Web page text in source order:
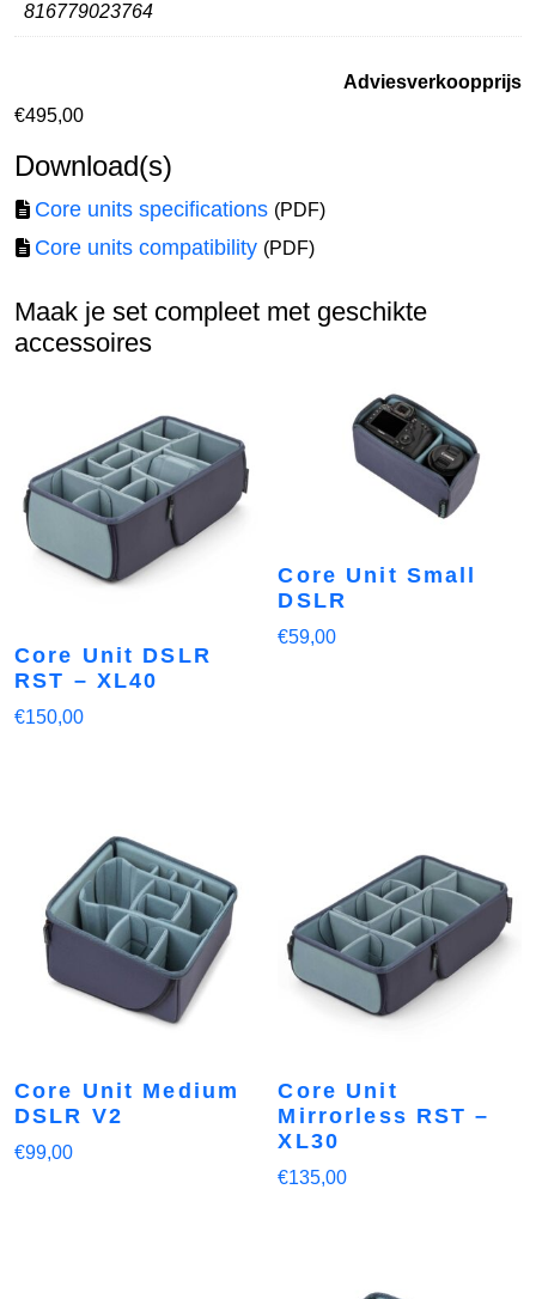
816779023764
Adviesverkoopprijs
€495,00
Download(s)
Core units specifications (PDF)
Core units compatibility (PDF)
Maak je set compleet met geschikte
accessoires
Core Unit DSLR
RST – XL40
€150,00
Core Unit Small
DSLR
€59,00
Core Unit Medium
DSLR V2
€99,00
Core Unit
Mirrorless RST –
XL30
€135,00